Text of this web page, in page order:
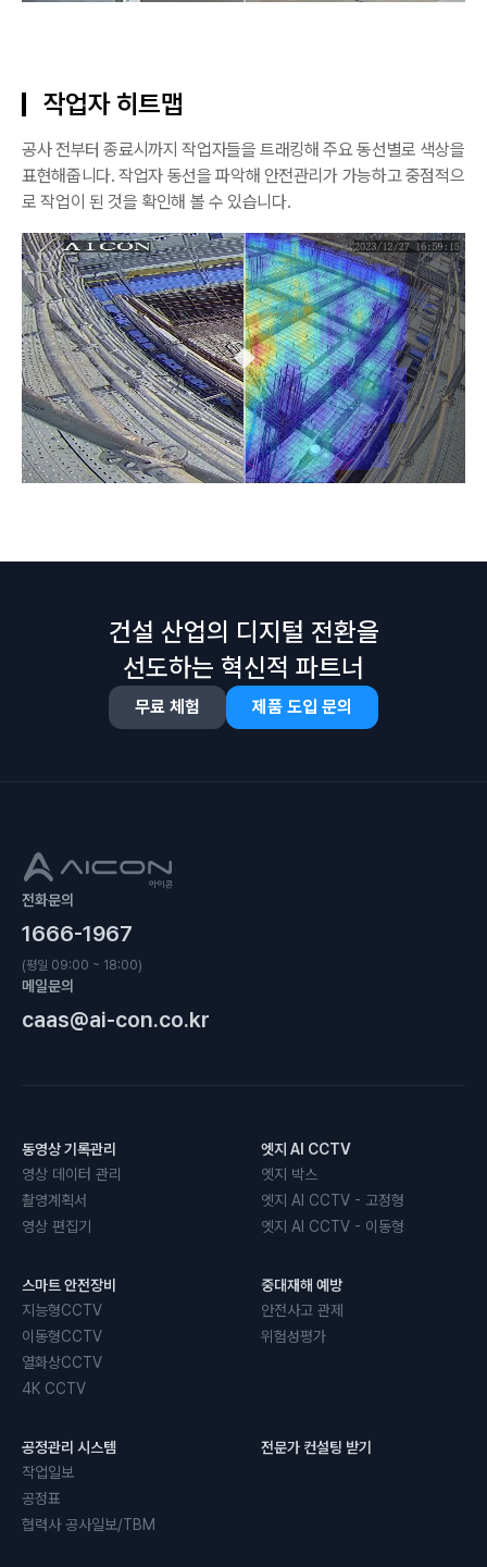
작업자 히트맵
공사 전부터 종료시까지 작업자들을 트래킹해 주요 동선별로 색상을
표현해줍니다. 작업자 동선을 파악해 안전관리가 가능하고 중점적으
로 작업이 된 것을 확인해 볼 수 있습니다.
건설 산업의 디지털 전환을
선도하는 혁신적 파트너
무료 체험 제품 도입 문의
전화문의
1666-1967
(평일 09:00 ~ 18:00)
메일문의
caas@ai-con.co.kr
동영상 기록관리
영상 데이터 관리
촬영계획서
영상 편집기
엣지 AI CCTV
엣지 박스
엣지 AI CCTV - 고정형
엣지 AI CCTV - 이동형
스마트 안전장비
지능형CCTV
이동형CCTV
열화상CCTV
4K CCTV
중대재해 예방
안전사고 관제
위험성평가
공정관리 시스템
작업일보
공정표
협력사 공사일보/TBM
전문가 컨설팅 받기